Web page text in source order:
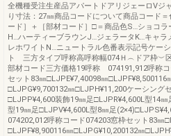
全機種受注生産品アパートドアリジェーロVジ
り寸法：27㎜商品コードについて商品コード＝
ード］＋［部材コード］□＝商品色S…ショコラ
H…ハーティーブラウンJ…ジェラータK…キャラ
レホワイトN…ニュートラル色番表示記号ケー
ト 三方タイプ呼称高呼称幅074Ｈ︵ドア枠︶
部材コード三方価格19呼称 074191,912呼称
セット83㎜□LJPE¥7,40098㎜□LJPF¥8,500116
□LJPG¥9,700132㎜□LJPH¥11,200ケーシング
□LJPP¥4,600装飾19㎜足□LJPR¥4,600L型14
型19㎜足□LJPV¥4,600L型8㎜足
074202,012呼称コード074203窓枠セット83㎜
□LJPF¥8,900116㎜□LJPG¥10,200132㎜